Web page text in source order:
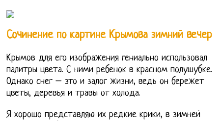
Сочинение по картине Крымова зимний вечер
Крымов для его изображения гениально использовал
палитры цвета. С ними ребенок в красном полушубке.
Однако снег – это и залог жизни, ведь он бережет
цветы, деревья и травы от холода.
Я хорошо представляю их редкие крики, в зимней